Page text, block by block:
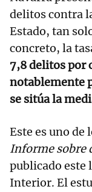
delitos contra
Estado, tan
concreto, la
7,8 delitos por
notablemente
se sitúa la
Este es uno de
Informe sobre
publicado este
Interior. El